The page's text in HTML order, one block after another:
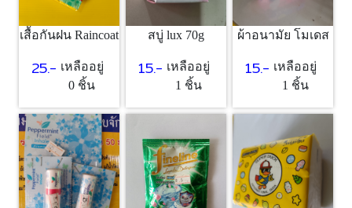
เสื้อกันฝน Raincoat
25.- เหลืออยู่
0 ชิ้น
สบู่ lux 70g
15.- เหลืออยู่
1 ชิ้น
ผ้าอนามัย โมเดส
15.- เหลืออยู่
1 ชิ้น